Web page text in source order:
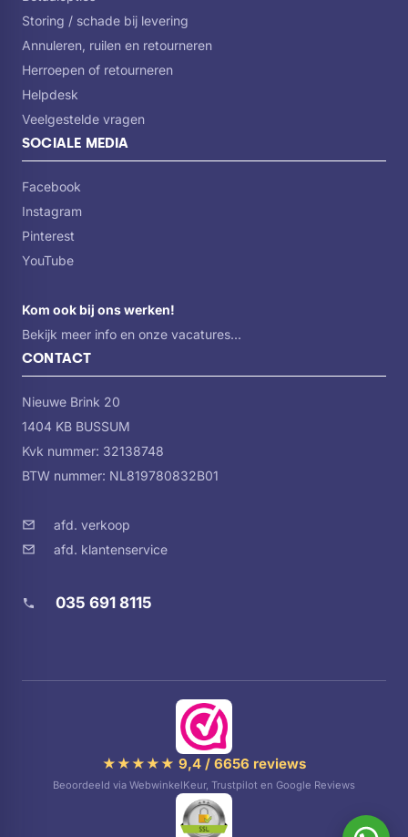
Storing / schade bij levering
Annuleren, ruilen en retourneren
Herroepen of retourneren
Helpdesk
Veelgestelde vragen
SOCIALE MEDIA
Facebook
Instagram
Pinterest
YouTube
Kom ook bij ons werken!
Bekijk meer info en onze vacatures...
CONTACT
Nieuwe Brink 20
1404 KB BUSSUM
Kvk nummer: 32138748
BTW nummer: NL819780832B01
afd. verkoop
afd. klantenservice
035 691 8115
★★★★★ 9,4 / 6656 reviews
Beoordeeld via WebwinkelKeur, Trustpilot en Google Reviews